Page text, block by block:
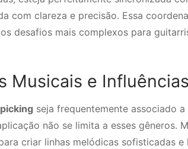
com clareza e precisão. Essa
desafios mais complexos para
Musicais e Influências
seja frequentemente associado
não se limita a esses gêneros.
criar linhas melódicas sofisticadas